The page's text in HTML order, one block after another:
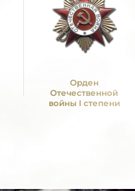
Орден
Отечественной
войны I степени